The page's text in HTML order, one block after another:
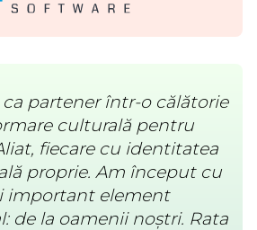
partener într-o călătorie
culturală pentru
fiecare cu identitatea
proprie. Am început cu
important element
de la oamenii noștri. Rata